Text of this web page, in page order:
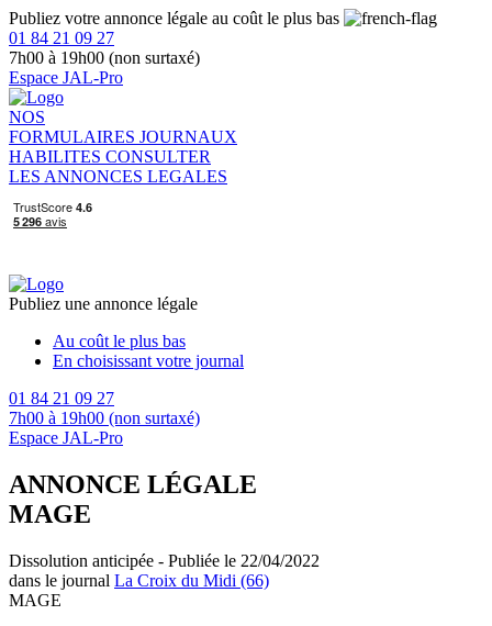
Publiez votre annonce légale au coût le plus bas
01 84 21 09 27
7h00 à 19h00 (non surtaxé)
Espace JAL-Pro
NOS
FORMULAIRES JOURNAUX
HABILITES CONSULTER
LES ANNONCES LEGALES
Publiez une annonce légale
Au coût le plus bas
En choisissant votre journal
01 84 21 09 27
7h00 à 19h00 (non surtaxé)
Espace JAL-Pro
ANNONCE LÉGALE
MAGE
Dissolution anticipée - Publiée le 22/04/2022
dans le journal La Croix du Midi (66)
MAGE